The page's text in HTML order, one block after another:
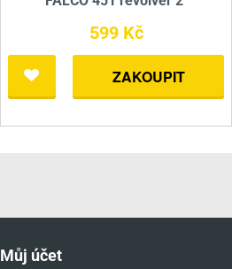
599 Kč
ZAKOUPIT
Můj účet